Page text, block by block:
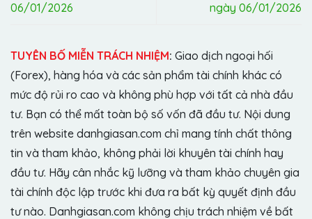
06/01/2026
ngày 06/01/2026
TUYÊN BỐ MIỄN TRÁCH NHIỆM: Giao dịch ngoại hối
(Forex), hàng hóa và các sản phẩm tài chính khác có
mức độ rủi ro cao và không phù hợp với tất cả nhà đầu
tư. Bạn có thể mất toàn bộ số vốn đã đầu tư. Nội dung
trên website danhgiasan.com chỉ mang tính chất thông
tin và tham khảo, không phải lời khuyên tài chính hay
đầu tư. Hãy cân nhắc kỹ lưỡng và tham khảo chuyên gia
tài chính độc lập trước khi đưa ra bất kỳ quyết định đầu
tư nào. Danhgiasan.com không chịu trách nhiệm về bất